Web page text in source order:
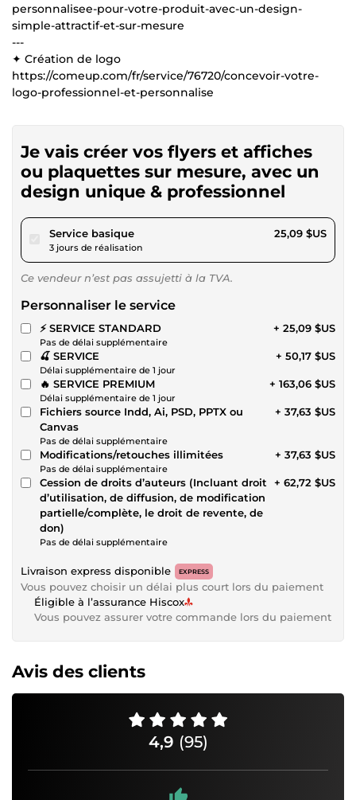
personnalisee-pour-votre-produit-avec-un-design-
simple-attractif-et-sur-mesure
---
✦ Création de logo
https://comeup.com/fr/service/76720/concevoir-votre-
logo-professionnel-et-personnalise
Je vais créer vos flyers et affiches
ou plaquettes sur mesure, avec un
design unique & professionnel
Service basiquepour 23,12 $US
3 jours de réalisation
25,09 $US
Ce vendeur n’est pas assujetti à la TVA.
Personnaliser le service
⚡ SERVICE STANDARD
Pas de délai supplémentaire
+ 25,09 $US
🍒 SERVICE
Délai supplémentaire de 1 jour
+ 50,17 $US
🔥 SERVICE PREMIUM
Délai supplémentaire de 1 jour
+ 163,06 $US
Fichiers source Indd, Ai, PSD, PPTX ou
Canvas
Pas de délai supplémentaire
+ 37,63 $US
Modifications/retouches illimitées
Pas de délai supplémentaire
+ 37,63 $US
Cession de droits d’auteurs (Incluant droit
d’utilisation, de diffusion, de modification
partielle/complète, le droit de revente, de
don)
Pas de délai supplémentaire
+ 62,72 $US
Livraison express disponible EXPRESS
Vous pouvez choisir un délai plus court lors du paiement
Éligible à l’assurance Hiscox
Vous pouvez assurer votre commande lors du paiement
Avis des clients
4,9 (95)